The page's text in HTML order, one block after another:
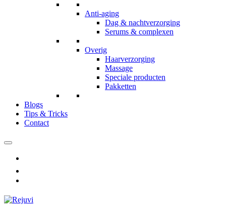
Anti-aging
Dag & nachtverzorging
Serums & complexen
Overig
Haarverzorging
Massage
Speciale producten
Pakketten
Blogs
Tips & Tricks
Contact